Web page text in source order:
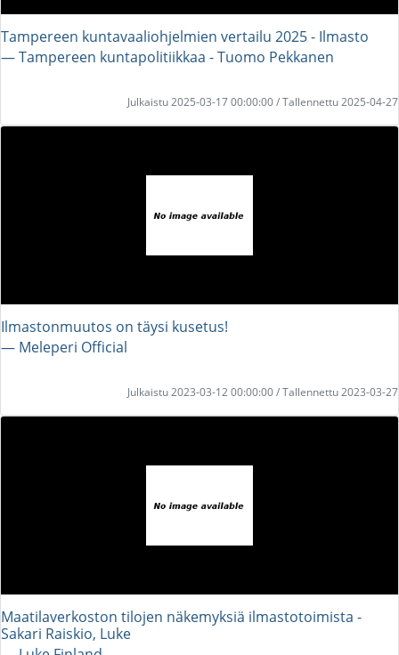
Tampereen kuntavaaliohjelmien vertailu 2025 - Ilmasto
― Tampereen kuntapolitiikkaa - Tuomo Pekkanen
Julkaistu 2025-03-17 00:00:00 / Tallennettu 2025-04-27
Ilmastonmuutos on täysi kusetus!
― Meleperi Official
Julkaistu 2023-03-12 00:00:00 / Tallennettu 2023-03-27
Maatilaverkoston tilojen näkemyksiä ilmastotoimista -
Sakari Raiskio, Luke